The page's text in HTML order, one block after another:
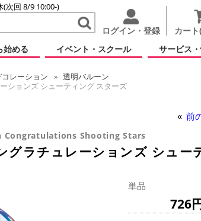
(次回 8/9 10:00-)
ログイン・登録 カー
始める イベント・スクール サービス
レーション
透明バルーン
ションズ シューティング スターズ
前
Congratulations Shooting Stars
グラチュレーションズ シュー
単品
726